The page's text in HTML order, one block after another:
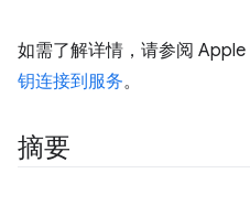
如需了解详情，请参阅
钥连接到服务。
摘要